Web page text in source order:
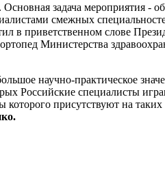
задача мероприятия
смежных
в приветственном слове
Министерства
научно-практическое
Российские специалисты
присутствуют на